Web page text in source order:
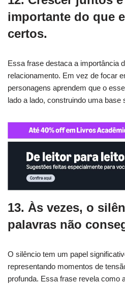
importante do que
certos.
Essa frase destaca a importância
relacionamento. Em vez de focar
personagens aprendem que o
lado a lado, construindo uma base
13. Às vezes, o
palavras não
O silêncio tem um papel
representando momentos de
profunda. Essa frase revela como